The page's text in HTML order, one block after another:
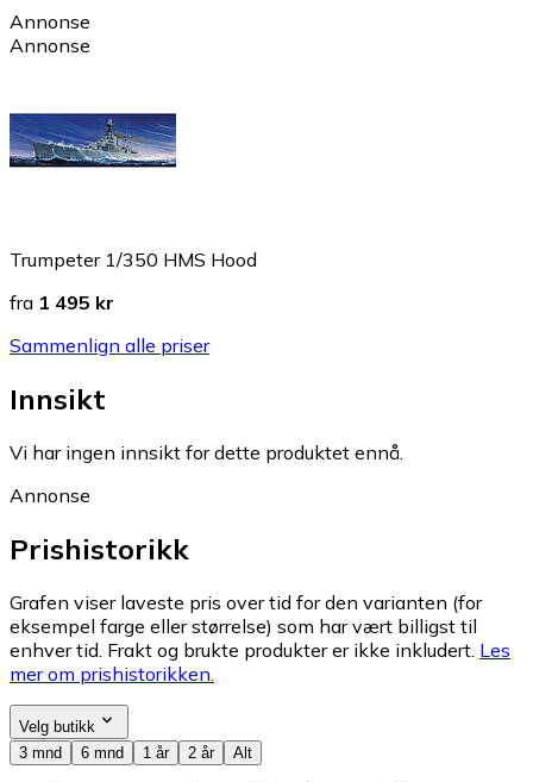
Annonse
Annonse
Trumpeter 1/350 HMS Hood
fra 1 495 kr
Sammenlign alle priser
Innsikt
Vi har ingen innsikt for dette produktet ennå.
Annonse
Prishistorikk
Grafen viser laveste pris over tid for den varianten (for
eksempel farge eller størrelse) som har vært billigst til
enhver tid. Frakt og brukte produkter er ikke inkludert. Les
mer om prishistorikken.
Velg butikk
3 mnd
6 mnd 1 år 2 år Alt